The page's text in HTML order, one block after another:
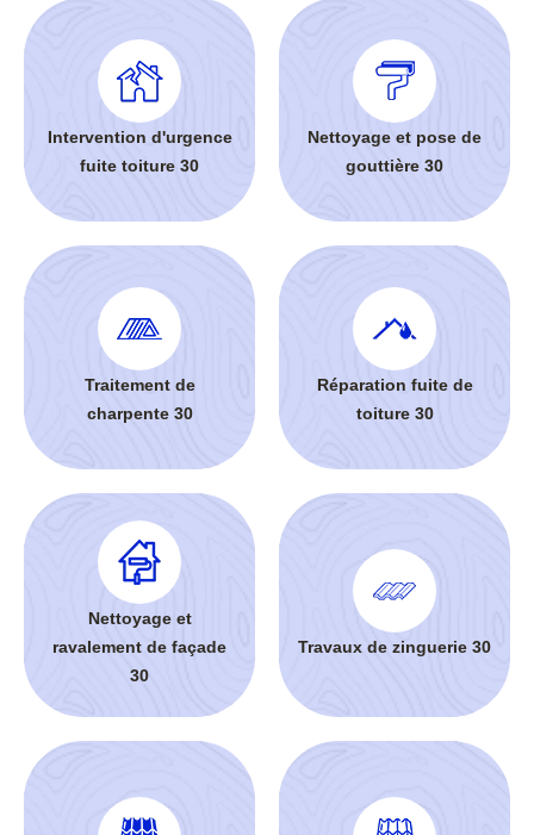
Intervention d'urgence
fuite toiture 30
Nettoyage et pose de
gouttière 30
Traitement de
charpente 30
Réparation fuite de
toiture 30
Nettoyage et
ravalement de façade
30
Travaux de zinguerie 30